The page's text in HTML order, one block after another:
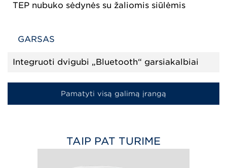
TEP nubuko sėdynės su žaliomis siūlėmis
GARSAS
Integruoti dvigubi „Bluetooth“ garsiakalbiai
Pamatyti visą galimą įrangą
TAIP PAT TURIME